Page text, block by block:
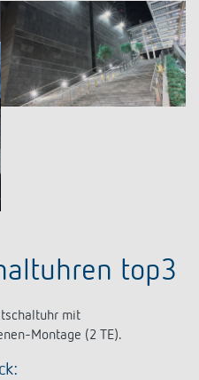
top3
mit
Montage (2 TE).